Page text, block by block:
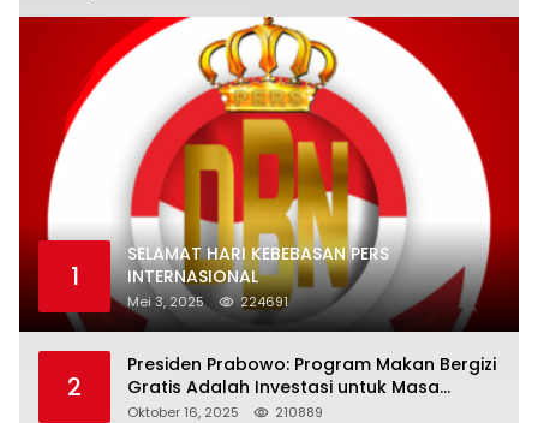
1
SELAMAT HARI KEBEBASAN PERS
INTERNASIONAL
Mei 3, 2025 224691
2
Presiden Prabowo: Program Makan Bergizi
Gratis Adalah Investasi untuk Masa
Depan Bangsa
Oktober 16, 2025 210889